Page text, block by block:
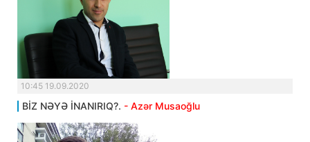
10:45 19.09.2020
BİZ NƏYƏ İNANIRIQ?. - Azər Musaoğlu